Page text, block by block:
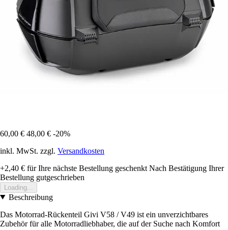
60,00 € 48,00 € -20%
inkl. MwSt. zzgl. Versandkosten
+2,40 € für Ihre nächste Bestellung geschenkt Nach Bestätigung Ihrer
Bestellung gutgeschrieben
Loading...
Beschreibung
Das Motorrad-Rückenteil Givi V58 / V49 ist ein unverzichtbares
Zubehör für alle Motorradliebhaber, die auf der Suche nach Komfort